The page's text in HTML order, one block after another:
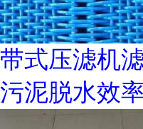
带式压滤机
污泥脱水效